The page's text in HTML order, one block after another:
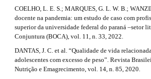
COELHO, L. E. S.; MARQUES, G. L. W. B.;
docente na pandemia: um estudo de caso com
superior da universidade federal do paraná –setor
Conjuntura (BOCA), vol. 11, n. 33, 2022.
DANTAS, J. C. et al. “Qualidade de vida
adolescentes com excesso de peso”. Revista
Nutrição e Emagrecimento, vol. 14, n. 85, 2020.